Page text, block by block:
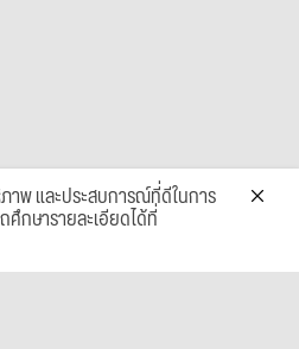
าพ และประสบการณ์ที่ดีในการ
กษารายละเอียดได้ที่